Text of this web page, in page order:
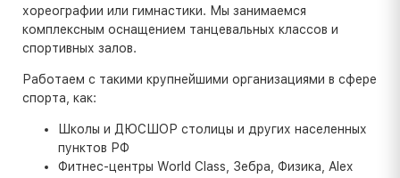
хореографии или гимнастики. Мы занимаемся
комплексным оснащением танцевальных классов и
спортивных залов.
Работаем с такими крупнейшими организациями в сфере
спорта, как:
Школы и ДЮСШОР столицы и других населенных
пунктов РФ
Фитнес-центры World Class, Зебра, Физика, Alex